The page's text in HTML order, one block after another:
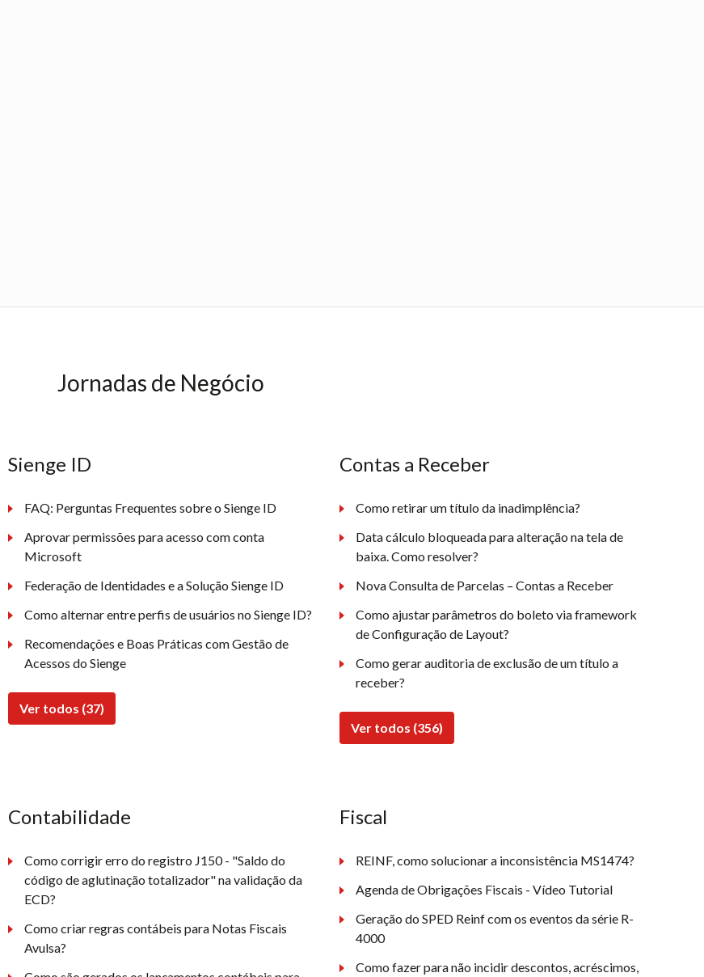
Jornadas de Negócio
Sienge ID
FAQ: Perguntas Frequentes sobre o Sienge ID
Aprovar permissões para acesso com conta
Microsoft
Federação de Identidades e a Solução Sienge ID
Como alternar entre perfis de usuários no Sienge ID?
Recomendações e Boas Práticas com Gestão de
Acessos do Sienge
Ver todos (37)
Contas a Receber
Como retirar um título da inadimplência?
Data cálculo bloqueada para alteração na tela de
baixa. Como resolver?
Nova Consulta de Parcelas – Contas a Receber
Como ajustar parâmetros do boleto via framework
de Configuração de Layout?
Como gerar auditoria de exclusão de um título a
receber?
Ver todos (356)
Contabilidade
Como corrigir erro do registro J150 - "Saldo do
código de aglutinação totalizador" na validação da
ECD?
Como criar regras contábeis para Notas Fiscais
Avulsa?
Fiscal
REINF, como solucionar a inconsistência MS1474?
Agenda de Obrigações Fiscais - Vídeo Tutorial
Geração do SPED Reinf com os eventos da série R-
4000
Como fazer para não incidir descontos, acréscimos,